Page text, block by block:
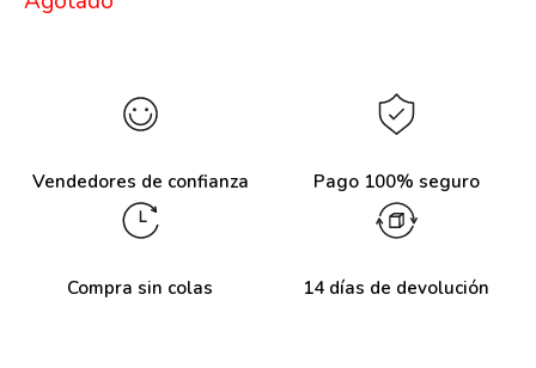
Vendedores de confianza Pago 100% seguro
Compra sin colas 14 días de devolución